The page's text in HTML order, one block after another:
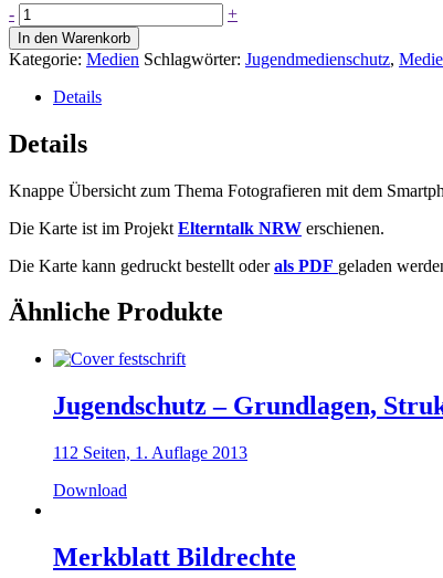
- Tipps
für
Eltern
zum
Fotografieren
der
Familie
+
In den Warenkorb
Kategorie: Medien Schlagwörter: Jugendmedienschutz,
Details
Details
Knappe Übersicht zum Thema Fotografieren mit dem
Die Karte ist im Projekt Elterntalk NRW erschienen.
Die Karte kann gedruckt bestellt oderals PDF geladen
Ähnliche Produkte
Jugendschutz – Grundlagen,
112 Seiten, 1. Auflage 2013
Download
Merkblatt Bildrechte